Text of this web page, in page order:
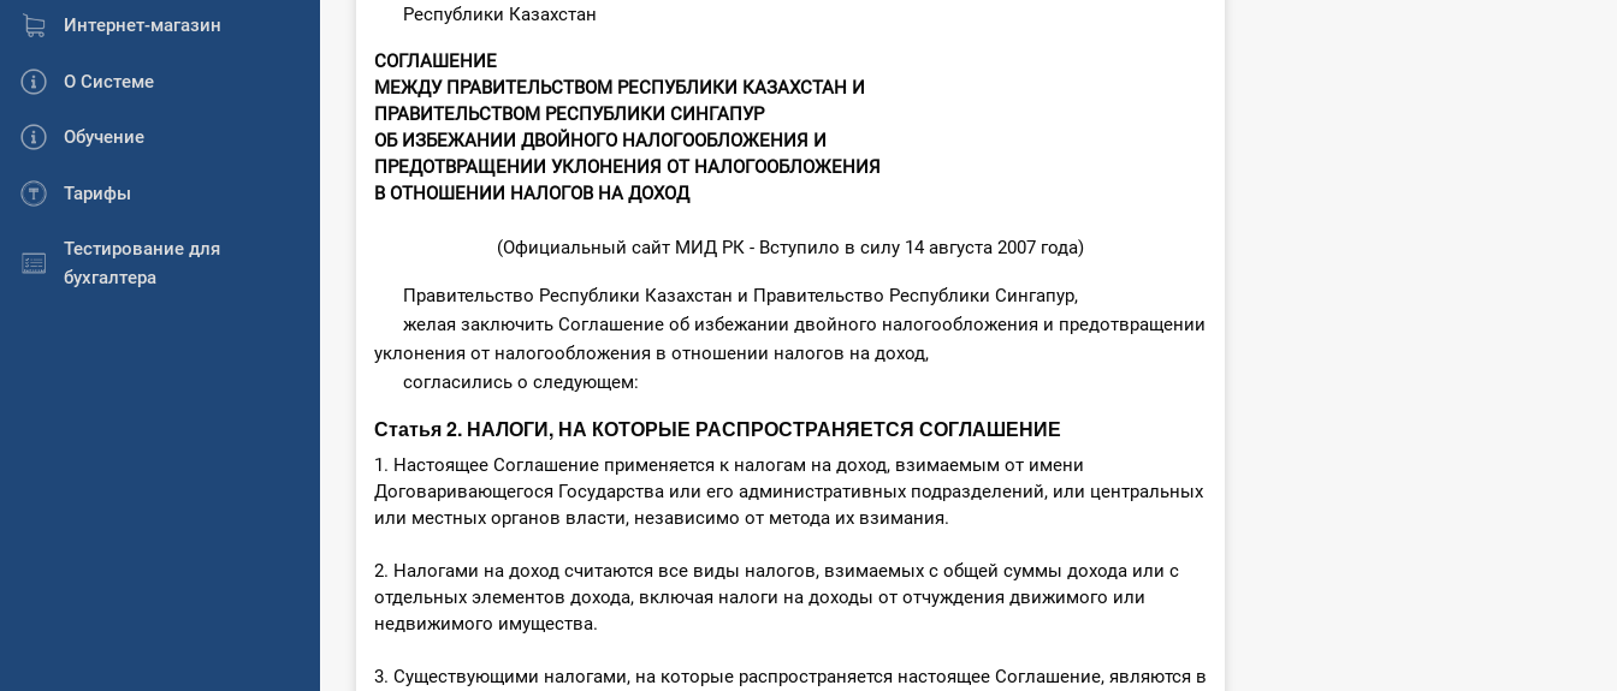
Интернет-магазин
О Системе
Обучение
Тарифы
Тестирование для
бухгалтера
Республики Казахстан
СОГЛАШЕНИЕ
МЕЖДУ ПРАВИТЕЛЬСТВОМ РЕСПУБЛИКИ КАЗАХСТАН И
ПРАВИТЕЛЬСТВОМ РЕСПУБЛИКИ СИНГАПУР
ОБ ИЗБЕЖАНИИ ДВОЙНОГО НАЛОГООБЛОЖЕНИЯ И
ПРЕДОТВРАЩЕНИИ УКЛОНЕНИЯ ОТ НАЛОГООБЛОЖЕНИЯ
В ОТНОШЕНИИ НАЛОГОВ НА ДОХОД
(Официальный сайт МИД РК - Вступило в силу 14 августа 2007 года)
Правительство Республики Казахстан и Правительство Республики Сингапур,
желая заключить Соглашение об избежании двойного налогообложения и предотвращении
уклонения от налогообложения в отношении налогов на доход,
согласились о следующем:
Статья 2. НАЛОГИ, НА КОТОРЫЕ РАСПРОСТРАНЯЕТСЯ СОГЛАШЕНИЕ
1. Настоящее Соглашение применяется к налогам на доход, взимаемым от имени
Договаривающегося Государства или его административных подразделений, или центральных
или местных органов власти, независимо от метода их взимания.
2. Налогами на доход считаются все виды налогов, взимаемых с общей суммы дохода или с
отдельных элементов дохода, включая налоги на доходы от отчуждения движимого или
недвижимого имущества.
3. Существующими налогами, на которые распространяется настоящее Соглашение, являются в